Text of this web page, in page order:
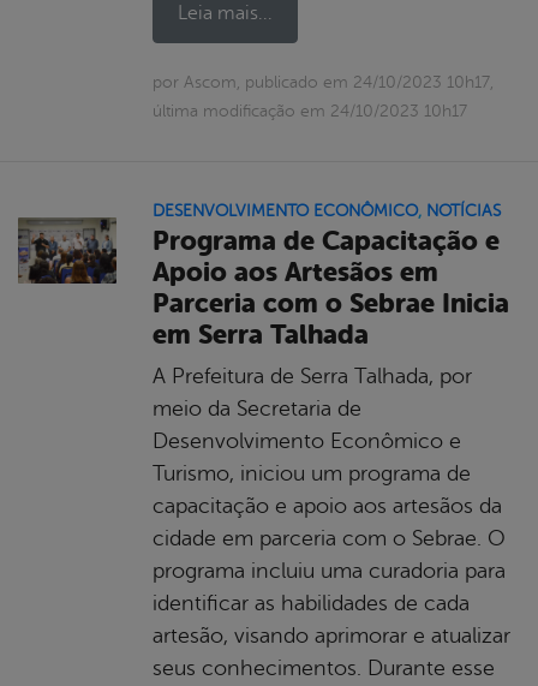
Leia mais...
por Ascom, publicado em 24/10/2023 10h17,
última modificação em 24/10/2023 10h17
DESENVOLVIMENTO ECONÔMICO, NOTÍCIAS
Programa de Capacitação e
Apoio aos Artesãos em
Parceria com o Sebrae Inicia
em Serra Talhada
A Prefeitura de Serra Talhada, por
meio da Secretaria de
Desenvolvimento Econômico e
Turismo, iniciou um programa de
capacitação e apoio aos artesãos da
cidade em parceria com o Sebrae. O
programa incluiu uma curadoria para
identificar as habilidades de cada
artesão, visando aprimorar e atualizar
seus conhecimentos. Durante esse